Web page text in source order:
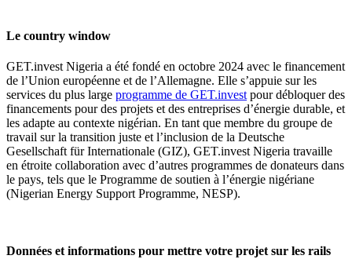
Le country window
GET.invest Nigeria a été fondé en octobre 2024 avec le financement
de l’Union européenne et de l’Allemagne. Elle s’appuie sur les
services du plus large programme de GET.invest pour débloquer des
financements pour des projets et des entreprises d’énergie durable, et
les adapte au contexte nigérian. En tant que membre du groupe de
travail sur la transition juste et l’inclusion de la Deutsche
Gesellschaft für Internationale (GIZ), GET.invest Nigeria travaille
en étroite collaboration avec d’autres programmes de donateurs dans
le pays, tels que le Programme de soutien à l’énergie nigériane
(Nigerian Energy Support Programme, NESP).
Données et informations pour mettre votre projet sur les rails